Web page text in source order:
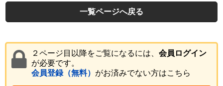
一覧ページへ戻る
２ページ目以降をご覧になるには、 会員ログイン
が必要です。
会員登録（無料） がお済みでない方はこちら